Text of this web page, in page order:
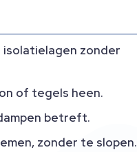
isolatielagen zonder
of tegels heen.​
betreft.​
zonder te slopen.​